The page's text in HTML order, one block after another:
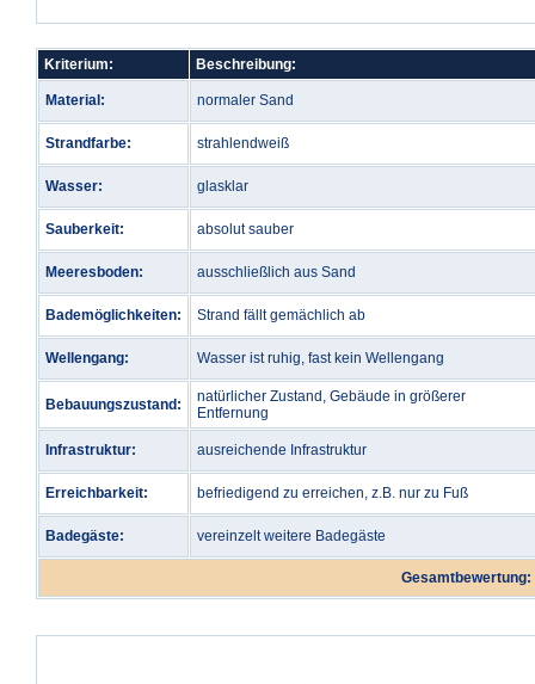
Kriterium: Beschreibung:
Material: normaler Sand
Strandfarbe: strahlendweiß
Wasser: glasklar
Sauberkeit: absolut sauber
Meeresboden: ausschließlich aus Sand
Bademöglichkeiten: Strand fällt gemächlich ab
Wellengang: Wasser ist ruhig, fast kein Wellengang
Bebauungszustand:
natürlicher Zustand, Gebäude in größerer
Entfernung
Infrastruktur: ausreichende Infrastruktur
Erreichbarkeit: befriedigend zu erreichen, z.B. nur zu Fuß
Badegäste: vereinzelt weitere Badegäste
Gesamtbewertung: